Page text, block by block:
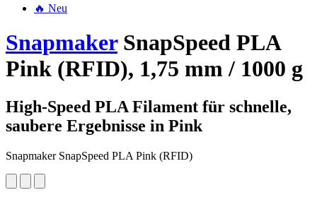
🔥 Neu
SnapmakerSnapSpeed PLA
Pink (RFID), 1,75 mm / 1000 g
High-Speed PLA Filament für schnelle,
saubere Ergebnisse in Pink
Snapmaker SnapSpeed PLA Pink (RFID)